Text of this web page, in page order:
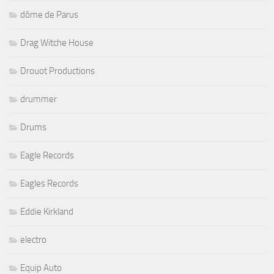
dôme de Parus
Drag Witche House
Drouot Productions
drummer
Drums
Eagle Records
Eagles Records
Eddie Kirkland
electro
Equip Auto